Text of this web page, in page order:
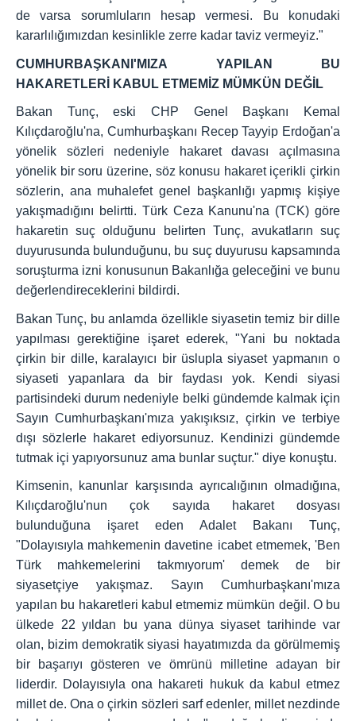
de varsa sorumluların hesap vermesi. Bu konudaki
kararlılığımızdan kesinlikle zerre kadar taviz vermeyiz."
CUMHURBAŞKANI'MIZA YAPILAN BU
HAKARETLERİ KABUL ETMEMİZ MÜMKÜN DEĞİL
Bakan Tunç, eski CHP Genel Başkanı Kemal
Kılıçdaroğlu'na, Cumhurbaşkanı Recep Tayyip Erdoğan'a
yönelik sözleri nedeniyle hakaret davası açılmasına
yönelik bir soru üzerine, söz konusu hakaret içerikli çirkin
sözlerin, ana muhalefet genel başkanlığı yapmış kişiye
yakışmadığını belirtti. Türk Ceza Kanunu'na (TCK) göre
hakaretin suç olduğunu belirten Tunç, avukatların suç
duyurusunda bulunduğunu, bu suç duyurusu kapsamında
soruşturma izni konusunun Bakanlığa geleceğini ve bunu
değerlendireceklerini bildirdi.
Bakan Tunç, bu anlamda özellikle siyasetin temiz bir dille
yapılması gerektiğine işaret ederek, "Yani bu noktada
çirkin bir dille, karalayıcı bir üslupla siyaset yapmanın o
siyaseti yapanlara da bir faydası yok. Kendi siyasi
partisindeki durum nedeniyle belki gündemde kalmak için
Sayın Cumhurbaşkanı'mıza yakışıksız, çirkin ve terbiye
dışı sözlerle hakaret ediyorsunuz. Kendinizi gündemde
tutmak içi yapıyorsunuz ama bunlar suçtur." diye konuştu.
Kimsenin, kanunlar karşısında ayrıcalığının olmadığına,
Kılıçdaroğlu'nun çok sayıda hakaret dosyası
bulunduğuna işaret eden Adalet Bakanı Tunç,
"Dolayısıyla mahkemenin davetine icabet etmemek, 'Ben
Türk mahkemelerini takmıyorum' demek de bir
siyasetçiye yakışmaz. Sayın Cumhurbaşkanı'mıza
yapılan bu hakaretleri kabul etmemiz mümkün değil. O bu
ülkede 22 yıldan bu yana dünya siyaset tarihinde var
olan, bizim demokratik siyasi hayatımızda da görülmemiş
bir başarıyı gösteren ve ömrünü milletine adayan bir
liderdir. Dolayısıyla ona hakareti hukuk da kabul etmez
millet de. Ona o çirkin sözleri sarf edenler, millet nezdinde